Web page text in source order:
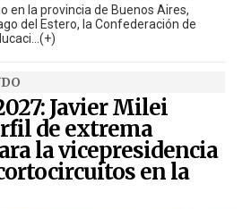
en la provincia de Buenos Aires,
del Estero, la Confederación de
Javier Milei
de extrema
la vicepresidencia
en la